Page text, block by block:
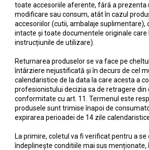
Igienă dentară
Secretul frumuseții
Îngrijire bebeluși și copii
toate accesoriile aferente, fără a prezenta
modificare sau consum, atât în cazul
accesoriilor (cutii, ambalaje suplimentare),
intacte și toate documentele originale care
instrucțiunile de utilizare).
Returnarea produselor se va face pe
întârziere nejustificată și în decurs de cel
calendaristice de la data la care acesta a
profesionistului decizia sa de retragere din
conformitate cu art. 11. Termenul este
produsele sunt trimise înapoi de
expirarea perioadei de 14 zile
La primire, coletul va fi verificat pentru a
îndeplinește conditiile mai sus menționate,